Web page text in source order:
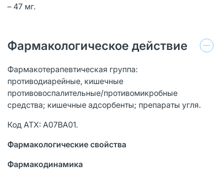
– 47 мг.
Фармакологическое действие
Фармакотерапевтическая группа:
противодиарейные, кишечные
противовоспалительные/противомикробные
средства; кишечные адсорбенты; препараты угля.
Код ATX: А07ВА01.
Фармакологические свойства
Фармакодинамика